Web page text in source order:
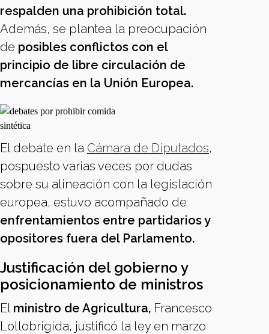
respalden una prohibición total.
Además, se plantea la preocupación
de posibles conflictos con el
principio de libre circulación de
mercancías en la Unión Europea.
El debate en la Cámara de Diputados,
pospuesto varias veces por dudas
sobre su alineación con la legislación
europea, estuvo acompañado de
enfrentamientos entre partidarios y
opositores fuera del Parlamento.
Justificación del gobierno y
posicionamiento de ministros
El ministro de Agricultura, Francesco
Lollobrigida, justificó la ley en marzo